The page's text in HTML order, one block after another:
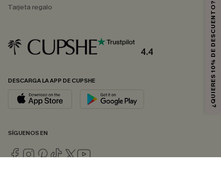
Tarjeta regalo
4.4
DESCARGA LA APP DE CUPSHE
SÍGUENOS EN
¿QUIERES 10% DE DESCUENTO?